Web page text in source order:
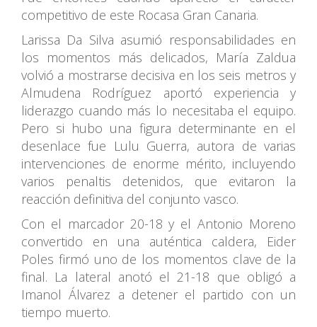
competitivo de este Rocasa Gran Canaria.
Larissa Da Silva asumió responsabilidades en
los momentos más delicados, María Zaldua
volvió a mostrarse decisiva en los seis metros y
Almudena Rodríguez aportó experiencia y
liderazgo cuando más lo necesitaba el equipo.
Pero si hubo una figura determinante en el
desenlace fue Lulu Guerra, autora de varias
intervenciones de enorme mérito, incluyendo
varios penaltis detenidos, que evitaron la
reacción definitiva del conjunto vasco.
Con el marcador 20-18 y el Antonio Moreno
convertido en una auténtica caldera, Eider
Poles firmó uno de los momentos clave de la
final. La lateral anotó el 21-18 que obligó a
Imanol Álvarez a detener el partido con un
tiempo muerto.